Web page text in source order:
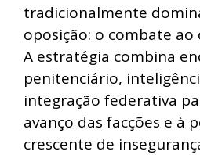
tradicionalmente
oposição: o combate
A estratégia combina
penitenciário,
integração federativa
avanço das facções e à
crescente de